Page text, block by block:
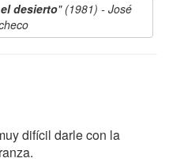
desierto" (1981) - José
difícil darle con la